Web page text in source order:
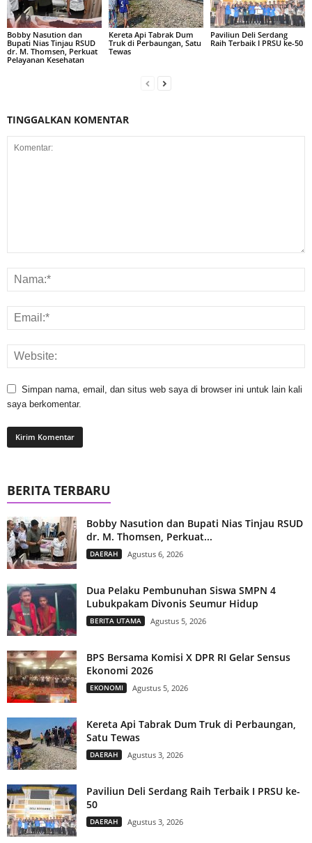
Bobby Nasution dan
Bupati Nias Tinjau RSUD
dr. M. Thomsen, Perkuat
Pelayanan Kesehatan
Kereta Api Tabrak Dum
Truk di Perbaungan, Satu
Tewas
Paviliun Deli Serdang
Raih Terbaik I PRSU ke-50
TINGGALKAN KOMENTAR
Simpan nama, email, dan situs web saya di browser ini untuk lain kali
saya berkomentar.
BERITA TERBARU
Bobby Nasution dan Bupati Nias Tinjau RSUD
dr. M. Thomsen, Perkuat...
DAERAH Agustus 6, 2026
Dua Pelaku Pembunuhan Siswa SMPN 4
Lubukpakam Divonis Seumur Hidup
BERITA UTAMA Agustus 5, 2026
BPS Bersama Komisi X DPR RI Gelar Sensus
Ekonomi 2026
EKONOMI Agustus 5, 2026
Kereta Api Tabrak Dum Truk di Perbaungan,
Satu Tewas
DAERAH Agustus 3, 2026
Paviliun Deli Serdang Raih Terbaik I PRSU ke-
50
DAERAH Agustus 3, 2026